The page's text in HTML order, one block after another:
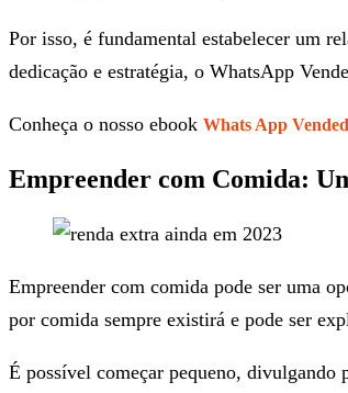
Por isso, é fundamental estabelecer um
dedicação e estratégia, o WhatsApp
Conheça o nosso ebook Whats App
Empreender com Comida:
Empreender com comida pode ser uma
por comida sempre existirá e pode ser
É possível começar pequeno, divulgando